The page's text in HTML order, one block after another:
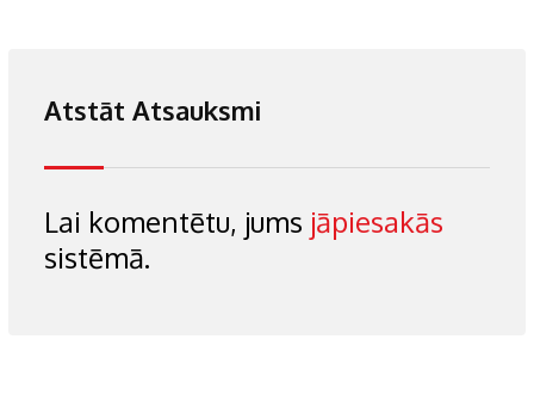
Atstāt Atsauksmi
Lai komentētu, jums jāpiesakās
sistēmā.